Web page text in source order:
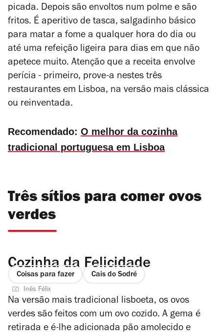
picada. Depois são envoltos num polme e são
fritos. É aperitivo de tasca, salgadinho básico
para matar a fome a qualquer hora do dia ou
até uma refeição ligeira para dias em que não
apetece muito. Atenção que a receita envolve
perícia - primeiro, prove-a nestes três
restaurantes em Lisboa, na versão mais clássica
ou reinventada.
Recomendado: O melhor da cozinha
tradicional portuguesa em Lisboa
Três sítios para comer ovos
verdes
Cozinha da Felicidade
Coisas para fazer Cais do Sodré
Inês Félix
Na versão mais tradicional lisboeta, os ovos
verdes são feitos com um ovo cozido. A gema é
retirada e é-lhe adicionada pão amolecido e